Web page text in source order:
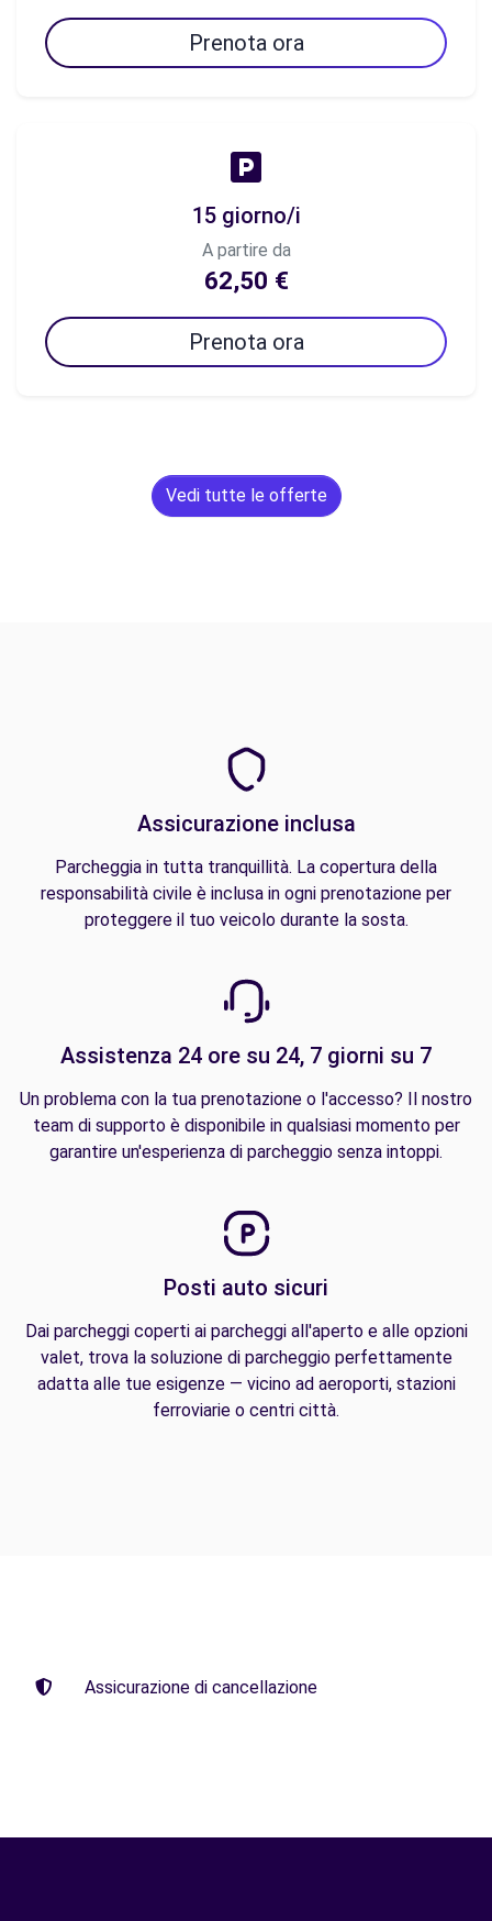
Prenota ora
15 giorno/i
A partire da
62,50 €
Prenota ora
Vedi tutte le offerte
Assicurazione inclusa
Parcheggia in tutta tranquillità. La copertura della
responsabilità civile è inclusa in ogni prenotazione per
proteggere il tuo veicolo durante la sosta.
Assistenza 24 ore su 24, 7 giorni su 7
Un problema con la tua prenotazione o l'accesso? Il nostro
team di supporto è disponibile in qualsiasi momento per
garantire un'esperienza di parcheggio senza intoppi.
Posti auto sicuri
Dai parcheggi coperti ai parcheggi all'aperto e alle opzioni
valet, trova la soluzione di parcheggio perfettamente
adatta alle tue esigenze — vicino ad aeroporti, stazioni
ferroviarie o centri città.
Assicurazione di cancellazione